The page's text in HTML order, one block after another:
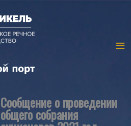
Сообщение о проведении
общего собрания